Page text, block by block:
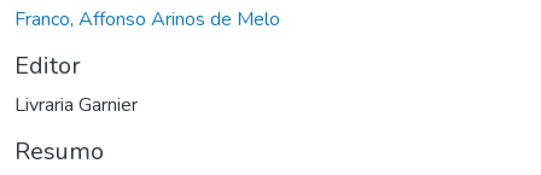
Franco, Affonso Arinos de Melo
Editor
Livraria Garnier
Resumo